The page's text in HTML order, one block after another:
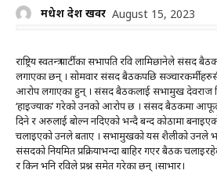
मधेश प्रदेश खवर August 15, 2023
राष्ट्रिय स्वतन्त्र पार्टीका सभापति रवि लामिछानेले संसद
लगाएका छन् । सोमवार संसद बैठकपछि
आरोप लगाएका हुन् । संसद बैठकलाई सभामुख
‘हाइज्याक’ गरेको उनको आरोप छ । संसद बैठकमा आफूले
दिने र अरुलाई बोल्न नदिएको भन्दै बन्द कोठामा
चलाइएको उनले बताए । सभामुखको यस शैलीको उनले
संसदको नियमित प्रक्रियाभन्दा बाहिर गएर बैठक
र किन भनि रविले प्रश्न समेत गरेका छन् ।साभार।